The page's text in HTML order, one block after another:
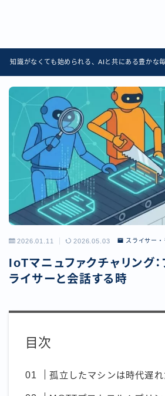
知識がなくても始められる、AIと共にある豊かな毎
2026.01.11 2026.05.03 スライサー
IoTマニュファクチャリング
ライサーと会話する時
目次
孤立したマシンは時代遅れ